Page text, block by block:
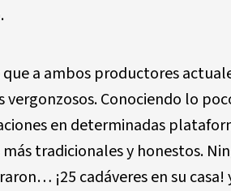
que a ambos productores
vergonzosos. Conociendo lo
en determinadas
más tradicionales y honestos.
¡25 cadáveres en su